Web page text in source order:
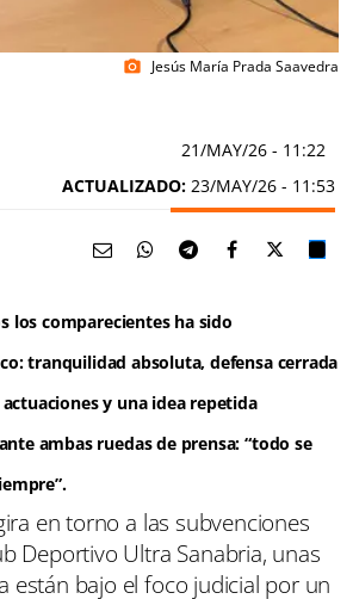
photo_camera Jesús María Prada Saavedra
21/MAY/26 - 11:22
ACTUALIZADO: 23/MAY/26 - 11:53
los comparecientes ha sido
tranquilidad absoluta, defensa cerrada
y una idea repetida
ambas ruedas de prensa: “todo se
”.
en torno a las subvenciones
Deportivo Ultra Sanabria, unas
están bajo el foco judicial por un